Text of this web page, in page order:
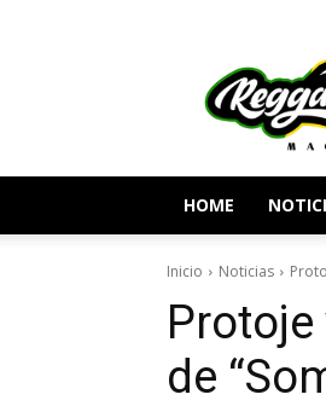
HOME
Inicio Noticias
Protoje
de